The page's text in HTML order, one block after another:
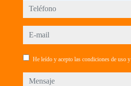
teléfono
e-mail
He leído y acepto las condiciones de uso y
mensaje